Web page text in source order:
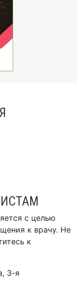
с целью
к врачу. Не
к
3-я